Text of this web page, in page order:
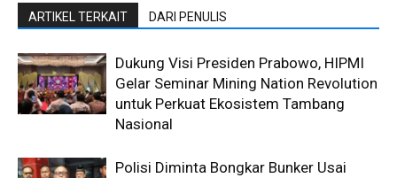
ARTIKEL TERKAIT DARI PENULIS
Dukung Visi Presiden Prabowo, HIPMI
Gelar Seminar Mining Nation Revolution
untuk Perkuat Ekosistem Tambang
Nasional
Polisi Diminta Bongkar Bunker Usai